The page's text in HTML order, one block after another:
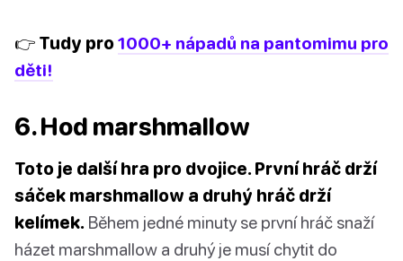
👉 Tudy pro1000+ nápadů na pantomimu pro
děti!
6. Hod marshmallow
Toto je další hra pro dvojice. První hráč drží
sáček marshmallow a druhý hráč drží
kelímek. Během jedné minuty se první hráč snaží
házet marshmallow a druhý je musí chytit do